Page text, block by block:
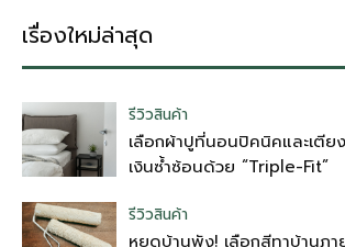
เรื่องใหม่ล่าสุด
รีวิวสินค้า
เลือกผ้าปูที่นอนปิคนิคและเตีย
เงินซ้ำซ้อนด้วย “Triple-Fit”
รีวิวสินค้า
หยุดบ้านพัง! เลือกสีทาบ้านภา